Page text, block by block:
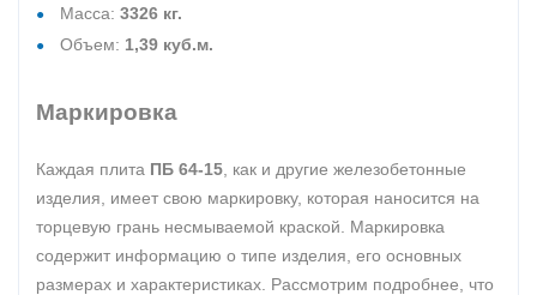
Масса: 3326 кг.
Объем: 1,39 куб.м.
Маркировка
Каждая плита ПБ 64-15 , как и другие железобетонные
изделия, имеет свою маркировку, которая наносится на
торцевую грань несмываемой краской. Маркировка
содержит информацию о типе изделия, его основных
размерах и характеристиках. Рассмотрим подробнее, что